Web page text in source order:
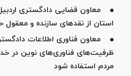
معاون قضایی دادگستری
استان از نقد‌های سازنده و
معاون فناوری اطلاعات
ظرفیت‌های فناوری‌های نوین در
مردم استفاده شود